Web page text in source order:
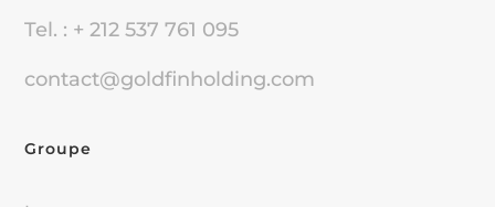
Tel. : + 212 537 761 095
contact@goldfinholding.com
Groupe